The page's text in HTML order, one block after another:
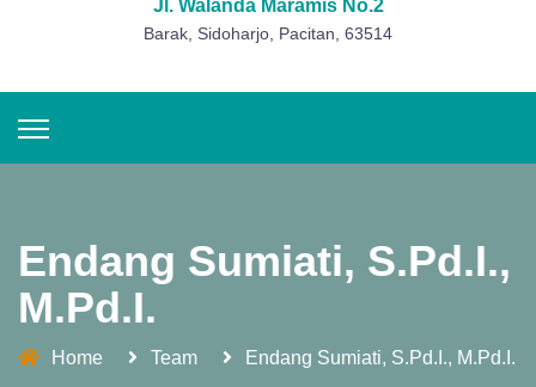
Jl. Walanda Maramis No.2
Barak, Sidoharjo, Pacitan, 63514
Endang Sumiati, S.Pd.I.,
M.Pd.I.
Home Team Endang Sumiati, S.Pd.I., M.Pd.I.